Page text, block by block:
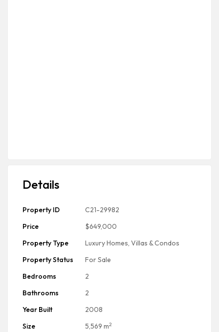
Details
Property ID
C21-29982
Price
$649,000
Property Type
Luxury Homes, Villas & Condos
Property Status
For Sale
Bedrooms
2
Bathrooms
2
Year Built
2008
Size
5,569 m2